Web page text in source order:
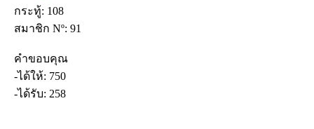
กระทู้: 108
สมาชิก Nº: 91
คำขอบคุณ
-ได้ให้: 750
-ได้รับ: 258